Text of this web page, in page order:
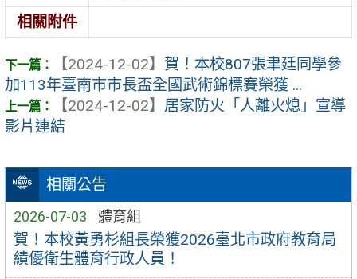
相關公告
2026-07-03 體育組
賀！本校黃勇杉組長榮獲2026臺北市政府教育局
績優衛生體育行政人員！
相關附件
【2024-12-02】 賀！本校807張聿廷同學參
加113年臺南市市長盃全國武術錦標賽榮獲 ...
【2024-12-02】 居家防火「人離火熄」宣導
影片連結